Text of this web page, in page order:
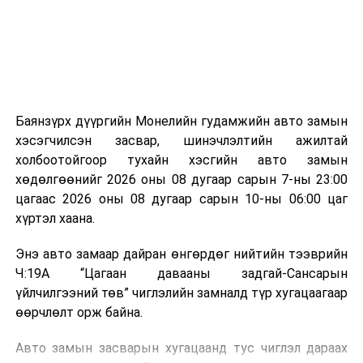
болон дулааны эрчим хүч үйлдвэрлэхэд ашиглаж
болдог. Зарим технологийн хувьд шаталтын дараа
үлдэх үнснээс фосфор зэрэг ашигт эрдсийг сэргээн
авах боломжтой аж.
Япон, Герман, Швейцар, Нидерланд, Өмнөд Солонгос
зэрэг улс лаг хатаах, шатаах технологийг ашиглаж
байна. Тухайлбал, Германд лаг шатаах үйлдвэрээс
гарсан үнснээс фосфор сэргээн авах технологи
ашигладаг бол Нидерландад төвлөрсөн лаг
боловсруулах үйлдвэрүүдээр дулаан, цахилгаан
Баянзүрх дүүргийн Монелийн гудамжийн авто замын
хэсэгчилсэн засвар, шинэчлэлтийн ажилтай
холбоотойгоор тухайн хэсгийн авто замын
хөдөлгөөнийг 2026 оны 08 дугаар сарын 7-ны 23:00
цагаас 2026 оны 08 дугаар сарын 10-ны 06:00 цаг
хүртэл хаана.
Энэ авто замаар дайран өнгөрдөг нийтийн тээврийн
Ч:19А “Цагаан давааны задгай-Сансарын
үйлчилгээний төв” чиглэлийн замналд түр хугацаагаар
өөрчлөлт орж байна.
Авто замын засварын хугацаанд тус чиглэл дараах